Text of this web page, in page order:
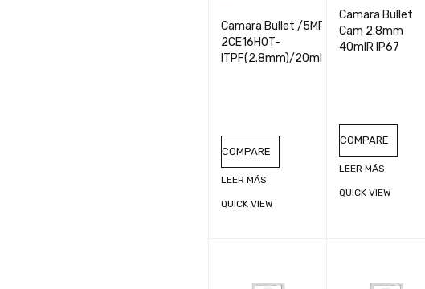
Camara Bullet /5MP/DS-
2CE16H0T-
ITPF(2.8mm)/20mIR/IP67
COMPARE
LEER MÁS
QUICK VIEW
Camara Bullet
Cam 2.8mm
40mIR IP67
COMPARE
LEER MÁS
QUICK VIEW